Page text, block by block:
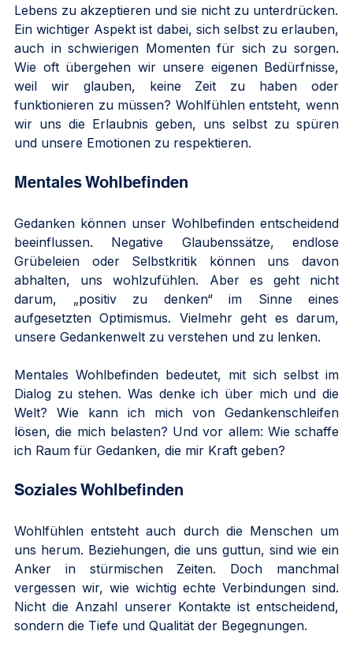
Lebens zu akzeptieren und sie nicht zu unterdrücken.
Ein wichtiger Aspekt ist dabei, sich selbst zu erlauben,
auch in schwierigen Momenten für sich zu sorgen.
Wie oft übergehen wir unsere eigenen Bedürfnisse,
weil wir glauben, keine Zeit zu haben oder
funktionieren zu müssen? Wohlfühlen entsteht, wenn
wir uns die Erlaubnis geben, uns selbst zu spüren
und unsere Emotionen zu respektieren.
Mentales Wohlbefinden
Gedanken können unser Wohlbefinden entscheidend
beeinflussen. Negative Glaubenssätze, endlose
Grübeleien oder Selbstkritik können uns davon
abhalten, uns wohlzufühlen. Aber es geht nicht
darum, „positiv zu denken“ im Sinne eines
aufgesetzten Optimismus. Vielmehr geht es darum,
unsere Gedankenwelt zu verstehen und zu lenken.
Mentales Wohlbefinden bedeutet, mit sich selbst im
Dialog zu stehen. Was denke ich über mich und die
Welt? Wie kann ich mich von Gedankenschleifen
lösen, die mich belasten? Und vor allem: Wie schaffe
ich Raum für Gedanken, die mir Kraft geben?
Soziales Wohlbefinden
Wohlfühlen entsteht auch durch die Menschen um
uns herum. Beziehungen, die uns guttun, sind wie ein
Anker in stürmischen Zeiten. Doch manchmal
vergessen wir, wie wichtig echte Verbindungen sind.
Nicht die Anzahl unserer Kontakte ist entscheidend,
sondern die Tiefe und Qualität der Begegnungen.